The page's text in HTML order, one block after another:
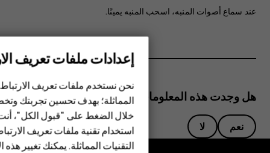
الهواتف المميزة
الأكسسوارات
عند سماع أصوات المنبه، اسحب المنبه يمينًا.
هل وجدت هذه المعلومات مفيدة؟
نعم لا
إعدادات ملفات تعريف
نحن نستخدم ملفات تعريف
المماثلة؛ بهدف تحسين تجربتك
خلال الضغط على "قبول الكل"،
استخدام تقنية ملفات تعريف
التقنيات المماثلة. يمكنك تغيير